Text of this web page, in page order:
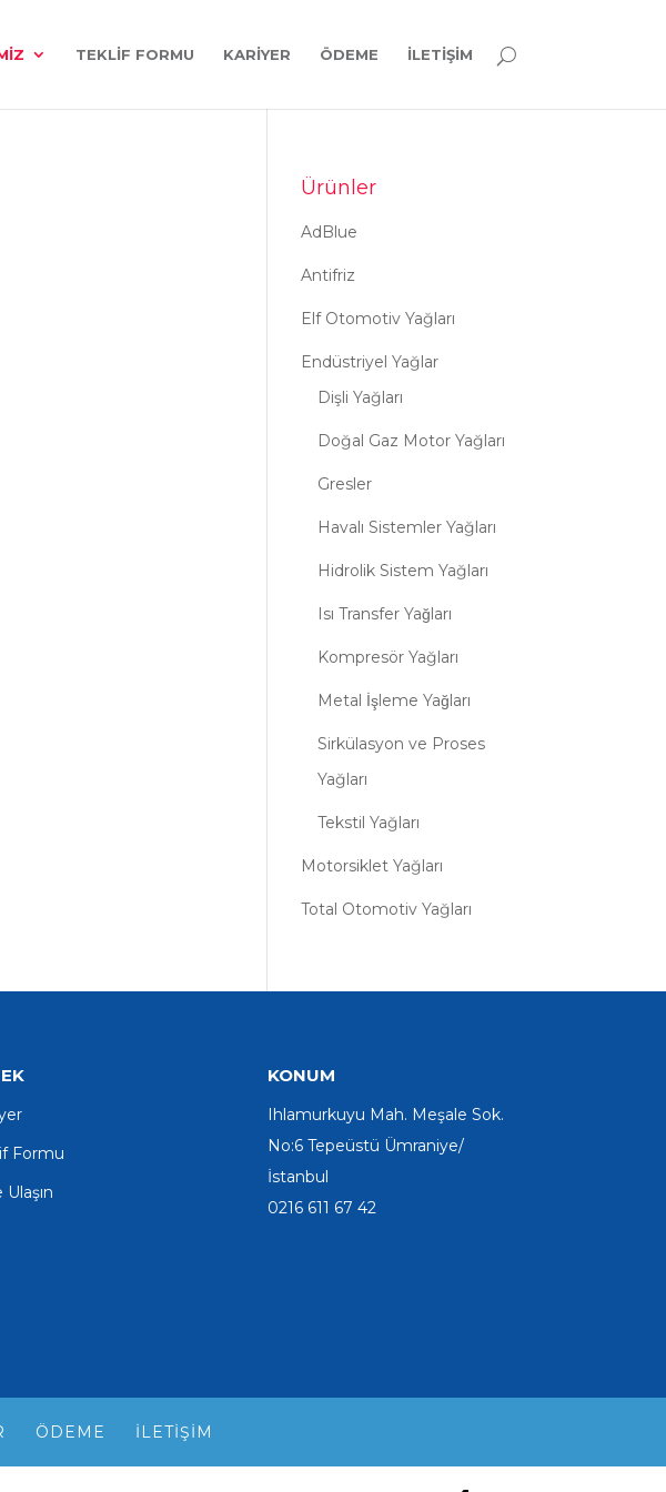
TEKLIF FORMU KARIYER ÖDEME İLETIŞIM
Ürünler
AdBlue
Antifriz
Elf Otomotiv Yağları
Endüstriyel Yağlar
Dişli Yağları
Doğal Gaz Motor Yağları
Gresler
Havalı Sistemler Yağları
Hidrolik Sistem Yağları
Isı Transfer Yağları
Kompresör Yağları
Metal İşleme Yağları
Sirkülasyon ve Proses
Yağları
Tekstil Yağları
Motorsiklet Yağları
Total Otomotiv Yağları
Formu
Ulaşın
KONUM
Ihlamurkuyu Mah. Meşale Sok.
No:6 Tepeüstü Ümraniye/
İstanbul
0216 611 67 42
ÖDEME İLETIŞIM